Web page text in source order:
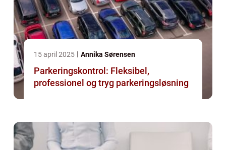
15 april 2025 Annika Sørensen
Parkeringskontrol: Fleksibel,
professionel og tryg parkeringsløsning